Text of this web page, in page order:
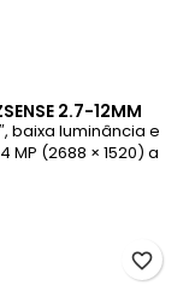
2.7-12MM
PLUS
baixa luminância e
(2688 × 1520) a
a 25/30 fps.Codec
favorite_border